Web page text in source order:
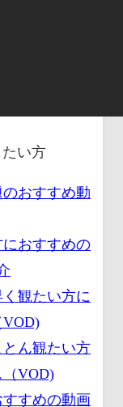
たい方
おすすめ動
おすすめの
観たい方に
VOD)
ん観たい方
VOD)
すめの動画